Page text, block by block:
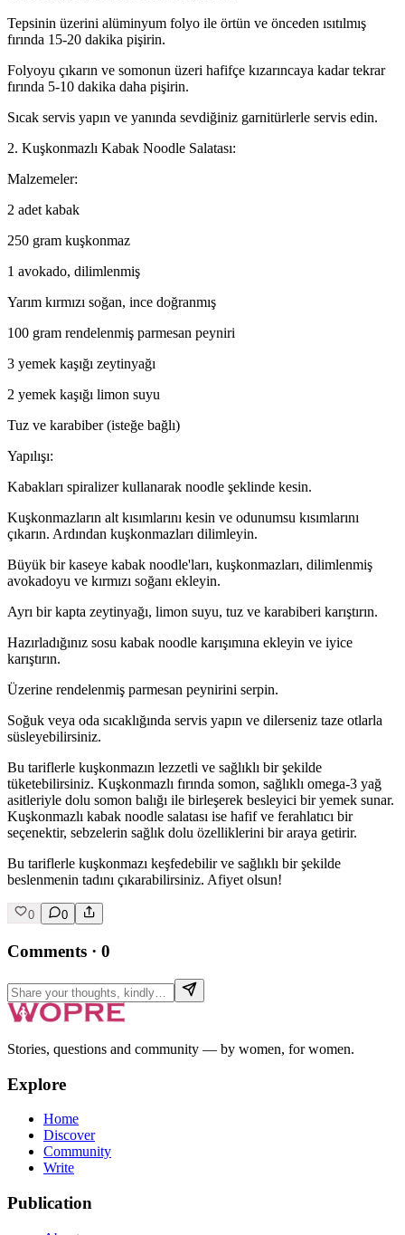
Tepsinin üzerini alüminyum folyo ile örtün ve önceden ısıtılmış
fırında 15-20 dakika pişirin.
Folyoyu çıkarın ve somonun üzeri hafifçe kızarıncaya kadar tekrar
fırında 5-10 dakika daha pişirin.
Sıcak servis yapın ve yanında sevdiğiniz garnitürlerle servis edin.
2. Kuşkonmazlı Kabak Noodle Salatası:
Malzemeler:
2 adet kabak
250 gram kuşkonmaz
1 avokado, dilimlenmiş
Yarım kırmızı soğan, ince doğranmış
100 gram rendelenmiş parmesan peyniri
3 yemek kaşığı zeytinyağı
2 yemek kaşığı limon suyu
Tuz ve karabiber (isteğe bağlı)
Yapılışı:
Kabakları spiralizer kullanarak noodle şeklinde kesin.
Kuşkonmazların alt kısımlarını kesin ve odunumsu kısımlarını
çıkarın. Ardından kuşkonmazları dilimleyin.
Büyük bir kaseye kabak noodle'ları, kuşkonmazları, dilimlenmiş
avokadoyu ve kırmızı soğanı ekleyin.
Ayrı bir kapta zeytinyağı, limon suyu, tuz ve karabiberi karıştırın.
Hazırladığınız sosu kabak noodle karışımına ekleyin ve iyice
karıştırın.
Üzerine rendelenmiş parmesan peynirini serpin.
Soğuk veya oda sıcaklığında servis yapın ve dilerseniz taze otlarla
süsleyebilirsiniz.
Bu tariflerle kuşkonmazın lezzetli ve sağlıklı bir şekilde
tüketebilirsiniz. Kuşkonmazlı fırında somon, sağlıklı omega-3 yağ
asitleriyle dolu somon balığı ile birleşerek besleyici bir yemek sunar.
Kuşkonmazlı kabak noodle salatası ise hafif ve ferahlatıcı bir
seçenektir, sebzelerin sağlık dolu özelliklerini bir araya getirir.
Bu tariflerle kuşkonmazı keşfedebilir ve sağlıklı bir şekilde
beslenmenin tadını çıkarabilirsiniz. Afiyet olsun!
0 0
Comments · 0
Stories, questions and community — by women, for women.
Explore
Home
Discover
Community
Write
Publication